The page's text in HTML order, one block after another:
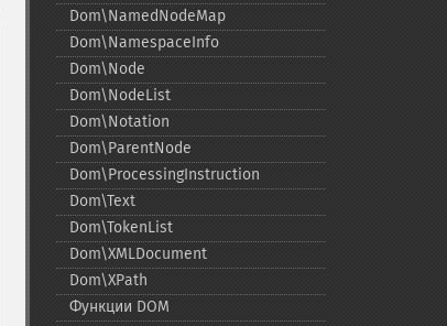
Dom\NamedNodeMap
Dom\NamespaceInfo
Dom\Node
Dom\NodeList
Dom\Notation
Dom\ParentNode
Dom\ProcessingInstruction
Dom\Text
Dom\TokenList
Dom\XMLDocument
Dom\XPath
Функции DOM